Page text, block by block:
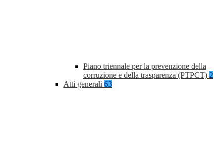
Piano triennale per la prevenzione della
corruzione e della trasparenza (PTPCT) 2
Atti generali 63